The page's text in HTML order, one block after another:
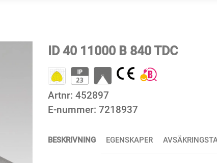
ID 40 11000 B 840 TDC
Artnr: 452897
E-nummer: 7218937
BESKRIVNING EGENSKAPER